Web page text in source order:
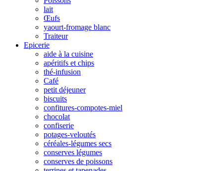
lait
Œufs
yaourt-fromage blanc
Traiteur
Epicerie
aide à la cuisine
apéritifs et chips
thé-infusion
Café
petit déjeuner
biscuits
confitures-compotes-miel
chocolat
confiserie
potages-veloutés
céréales-légumes secs
conserves légumes
conserves de poissons